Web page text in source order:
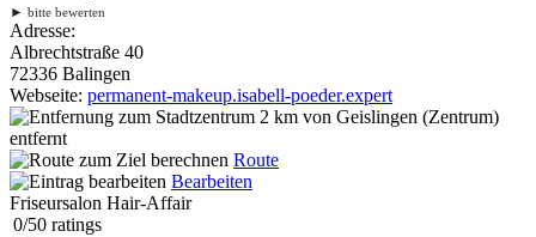
► bitte bewerten
Adresse:
Albrechtstraße 40
72336 Balingen
Webseite: permanent-makeup.isabell-poeder.expert
2 km von Geislingen (Zentrum)
entfernt
Route
Bearbeiten
Friseursalon Hair-Affair
0/50 ratings